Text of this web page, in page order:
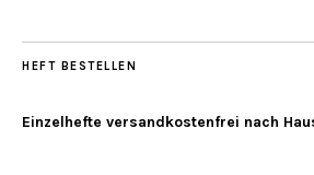
HEFT BESTELLEN
Einzelhefte versandkostenfrei nach